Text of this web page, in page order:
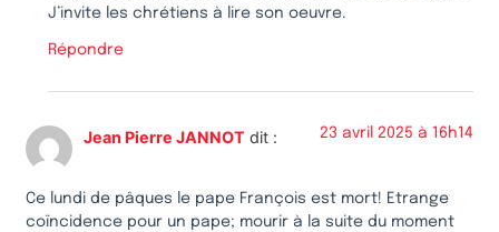
J’invite les chrétiens à lire son oeuvre.
Répondre
Jean Pierre JANNOT dit : 23 avril 2025 à 16h14
Ce lundi de pâques le pape François est mort! Etrange
coïncidence pour un pape; mourir à la suite du moment